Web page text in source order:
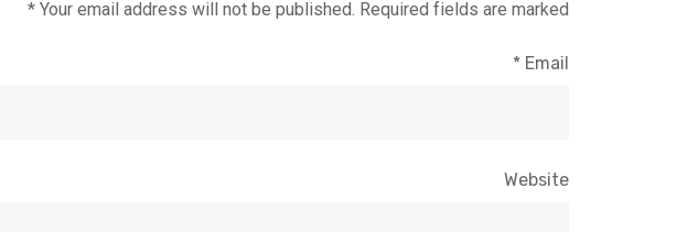
Your email address will not be published. Required fields are marked
*
Email
*
Website